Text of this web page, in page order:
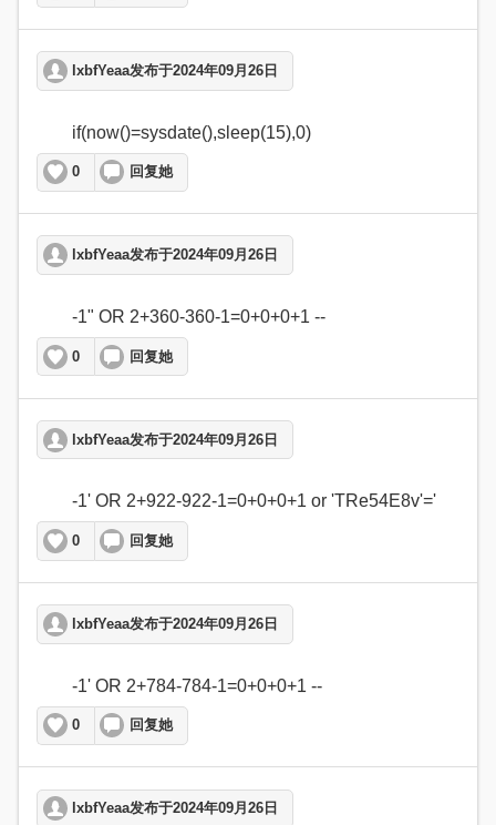
lxbfYeaa发布于2024年09月26日
	if(now()=sysdate(),sleep(15),0)
0 回复她
lxbfYeaa发布于2024年09月26日
	-1" OR 2+360-360-1=0+0+0+1 --
0 回复她
lxbfYeaa发布于2024年09月26日
	-1' OR 2+922-922-1=0+0+0+1 or 'TRe54E8v'='
0 回复她
lxbfYeaa发布于2024年09月26日
	-1' OR 2+784-784-1=0+0+0+1 --
0 回复她
lxbfYeaa发布于2024年09月26日